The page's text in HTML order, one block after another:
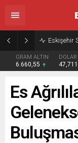
Eskişehir
GRAM ALTIN
6.660,55
DOLAR
Es